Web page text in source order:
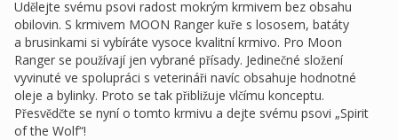
Udělejte svému psovi radost mokrým krmivem bez obsahu
obilovin. S krmivem MOON Ranger kuře s lososem, batáty
a brusinkami si vybíráte vysoce kvalitní krmivo. Pro Moon
Ranger se používají jen vybrané přísady. Jedinečné složení
vyvinuté ve spolupráci s veterináři navíc obsahuje hodnotné
oleje a bylinky. Proto se tak přibližuje vlčímu konceptu.
Přesvědčte se nyní o tomto krmivu a dejte svému psovi „Spirit
of the Wolf“!